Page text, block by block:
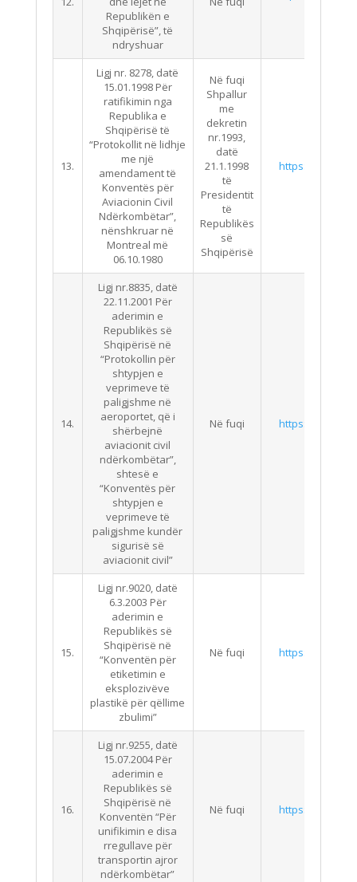
Republikën e
Shqipërisë”, të
ndryshuar
13.
Ligj nr. 8278, datë
15.01.1998 Për
ratifikimin nga
Republika e
Shqipërisë të
“Protokollit në lidhje
me një
amendament të
Konventës për
Aviacionin Civil
Ndërkombëtar”,
nënshkruar në
Montreal më
06.10.1980
Në fuqi
Shpallur
me
dekretin
nr.1993,
datë
21.1.1998
të
Presidentit
të
Republikës
së
Shqipërisë
https://
14.
Ligj nr.8835, datë
22.11.2001 Për
aderimin e
Republikës së
Shqipërisë në
“Protokollin për
shtypjen e
veprimeve të
paligjshme në
aeroportet, që i
shërbejnë
aviacionit civil
ndërkombëtar”,
shtesë e
“Konventës për
shtypjen e
veprimeve të
paligjshme kundër
sigurisë së
aviacionit civil”
Në fuqi https://
15.
Ligj nr.9020, datë
6.3.2003 Për
aderimin e
Republikës së
Shqipërisë në
“Konventën për
etiketimin e
eksplozivëve
plastikë për qëllime
zbulimi”
Në fuqi https://
16.
Ligj nr.9255, datë
15.07.2004 Për
aderimin e
Republikës së
Shqipërisë në
Konventën “Për
unifikimin e disa
rregullave për
transportin ajror
ndërkombëtar”
Në fuqi https://